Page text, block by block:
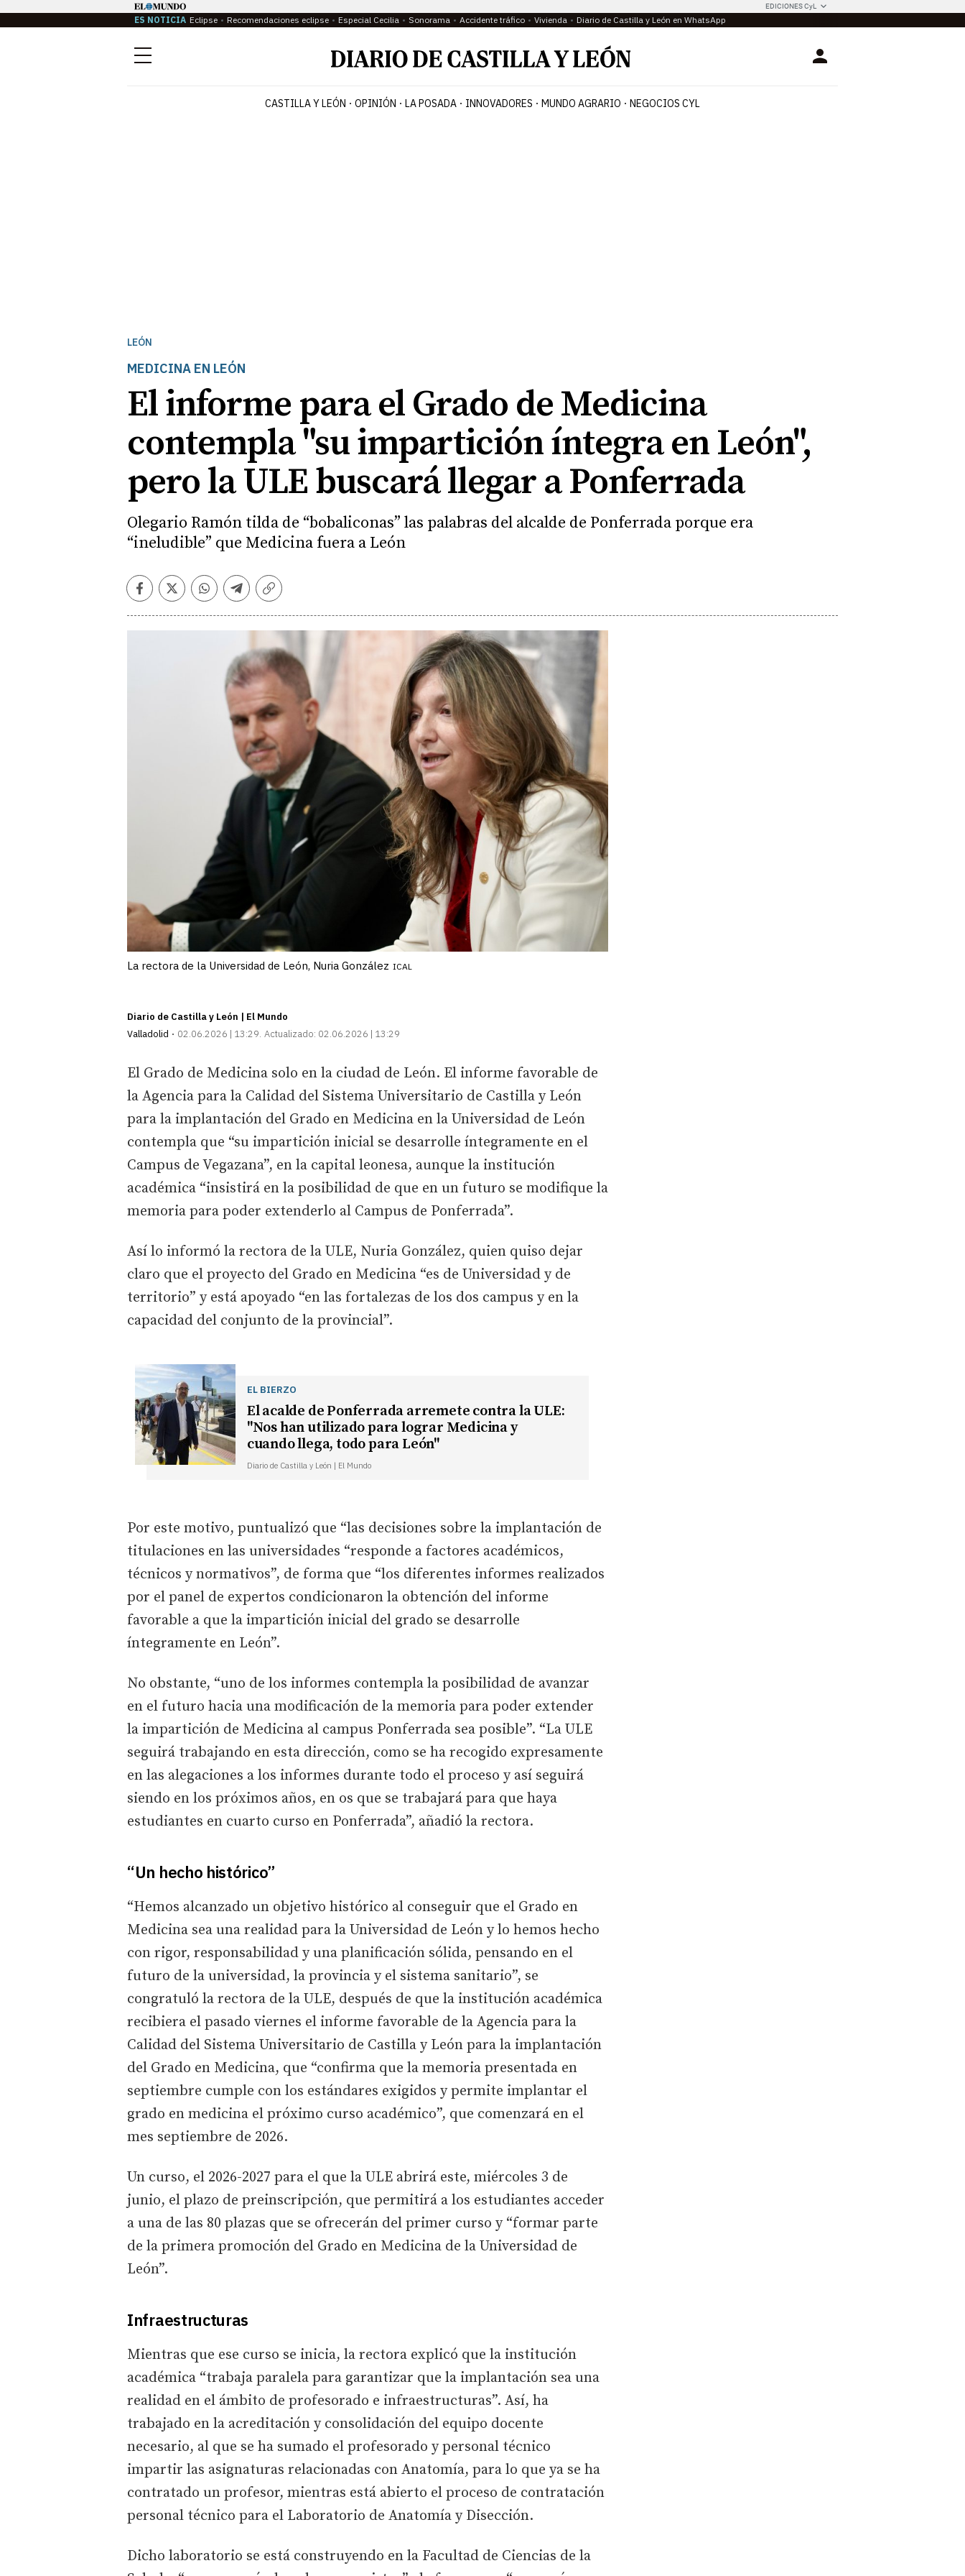
EDICIONES CyL
ES NOTICIA Eclipse Recomendaciones eclipse Especial Cecilia Sonorama Accidente tráfico Vivienda Diario de Castilla y León en WhatsApp
Menú Login
CASTILLA Y LEÓN OPINIÓN LA POSADA INNOVADORES MUNDO AGRARIO NEGOCIOS CYL
LEÓN
MEDICINA EN LEÓN
El informe para el Grado de Medicina
contempla "su impartición íntegra en León",
pero la ULE buscará llegar a Ponferrada
Olegario Ramón tilda de “bobaliconas” las palabras del alcalde de Ponferrada porque era
“ineludible” que Medicina fuera a León
Facebook
TwitterWhatsapp
Telegram
Copiar
La rectora de la Universidad de León, Nuria González ICAL
Diario de Castilla y León | El Mundo
Valladolid
02.06.2026 | 13:29 Actualizado: 02.06.2026 | 13:29
El Grado de Medicina solo en la ciudad de León. El informe favorable de
la Agencia para la Calidad del Sistema Universitario de Castilla y León
para la implantación del Grado en Medicina en la Universidad de León
contempla que “su impartición inicial se desarrolle íntegramente en el
Campus de Vegazana”, en la capital leonesa, aunque la institución
académica “insistirá en la posibilidad de que en un futuro se modifique la
memoria para poder extenderlo al Campus de Ponferrada”.
Así lo informó la rectora de la ULE, Nuria González, quien quiso dejar
claro que el proyecto del Grado en Medicina “es de Universidad y de
territorio” y está apoyado “en las fortalezas de los dos campus y en la
capacidad del conjunto de la provincial”.
EL BIERZO
El acalde de Ponferrada arremete contra la ULE:
"Nos han utilizado para lograr Medicina y
cuando llega, todo para León"
Diario de Castilla y León | El Mundo
Por este motivo, puntualizó que “las decisiones sobre la implantación de
titulaciones en las universidades “responde a factores académicos,
técnicos y normativos”, de forma que “los diferentes informes realizados
por el panel de expertos condicionaron la obtención del informe
favorable a que la impartición inicial del grado se desarrolle
íntegramente en León”.
No obstante, “uno de los informes contempla la posibilidad de avanzar
en el futuro hacia una modificación de la memoria para poder extender
la impartición de Medicina al campus Ponferrada sea posible”. “La ULE
seguirá trabajando en esta dirección, como se ha recogido expresamente
en las alegaciones a los informes durante todo el proceso y así seguirá
siendo en los próximos años, en os que se trabajará para que haya
estudiantes en cuarto curso en Ponferrada”, añadió la rectora.
“Un hecho histórico”
“Hemos alcanzado un objetivo histórico al conseguir que el Grado en
Medicina sea una realidad para la Universidad de León y lo hemos hecho
con rigor, responsabilidad y una planificación sólida, pensando en el
futuro de la universidad, la provincia y el sistema sanitario”, se
congratuló la rectora de la ULE, después de que la institución académica
recibiera el pasado viernes el informe favorable de la Agencia para la
Calidad del Sistema Universitario de Castilla y León para la implantación
del Grado en Medicina, que “confirma que la memoria presentada en
septiembre cumple con los estándares exigidos y permite implantar el
grado en medicina el próximo curso académico”, que comenzará en el
mes septiembre de 2026.
Un curso, el 2026-2027 para el que la ULE abrirá este, miércoles 3 de
junio, el plazo de preinscripción, que permitirá a los estudiantes acceder
a una de las 80 plazas que se ofrecerán del primer curso y “formar parte
de la primera promoción del Grado en Medicina de la Universidad de
León”.
Infraestructuras
Mientras que ese curso se inicia, la rectora explicó que la institución
académica “trabaja paralela para garantizar que la implantación sea una
realidad en el ámbito de profesorado e infraestructuras”. Así, ha
trabajado en la acreditación y consolidación del equipo docente
necesario, al que se ha sumado el profesorado y personal técnico
impartir las asignaturas relacionadas con Anatomía, para lo que ya se ha
contratado un profesor, mientras está abierto el proceso de contratación
personal técnico para el Laboratorio de Anatomía y Disección.
Dicho laboratorio se está construyendo en la Facultad de Ciencias de la